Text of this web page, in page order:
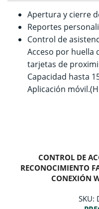
Apertura y cierre
Reportes
Control de
Acceso por huella
tarjetas de
Capacidad hasta
Aplicación
CONTROL DE
RECONOCIMIENTO
CONEXIÓN
SKU: